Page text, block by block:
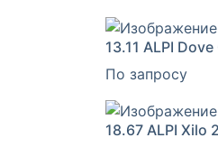
13.11 ALPI Dove
По запросу
18.67 ALPI Xilo